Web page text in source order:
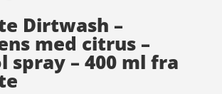
Dirtwash –
med citrus –
spray – 400 ml fra